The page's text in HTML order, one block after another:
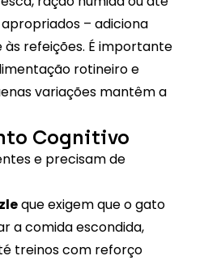
– adiciona
refeições. É importante
rotineiro e
variações mantêm a
Cognitivo
e precisam de
que exigem que o gato
a comida escondida,
treinos com reforço